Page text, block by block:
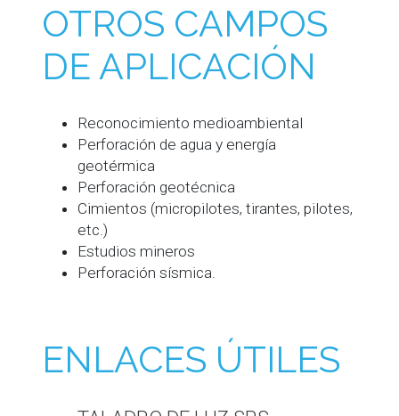
OTROS CAMPOS
DE APLICACIÓN
Reconocimiento medioambiental
Perforación de agua y energía
geotérmica
Perforación geotécnica
Cimientos (micropilotes, tirantes, pilotes,
etc.)
Estudios mineros
Perforación sísmica.
ENLACES ÚTILES